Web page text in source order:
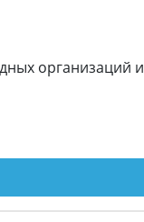
организаций и